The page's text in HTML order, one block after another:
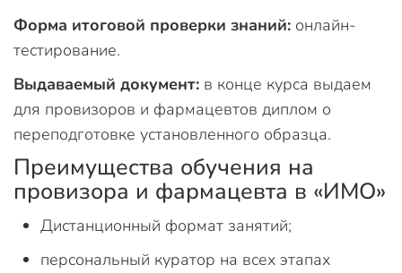
Форма итоговой проверки знаний: онлайн-
тестирование.
Выдаваемый документ: в конце курса выдаем
для провизоров и фармацевтов диплом о
переподготовке установленного образца.
Преимущества обучения на
провизора и фармацевта в «ИМО»
Дистанционный формат занятий;
персональный куратор на всех этапах